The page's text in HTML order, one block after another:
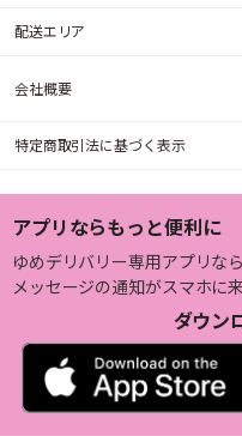
配送エリア
会社概要
特定商取引法に基づく表示
アプリならもっと便利に
ゆめデリバリー専用アプリなら
メッセージの通知がスマホに
ダウン